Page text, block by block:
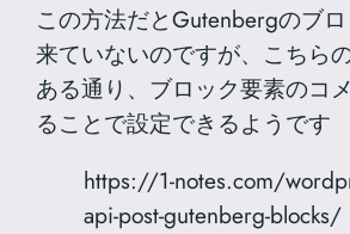
この方法だとGutenbergのブ
来ていないのですが、こちら
ある通り、ブロック要素のコ
ることで設定できるようです
https://1-notes.com/
api-post-gutenberg-blocks/